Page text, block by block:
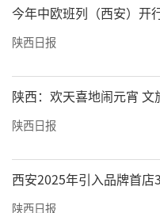
今年中欧班列（西安）开
陕西日报
陕西：欢天喜地闹元宵 文
陕西日报
西安2025年引入品牌首店
陕西日报